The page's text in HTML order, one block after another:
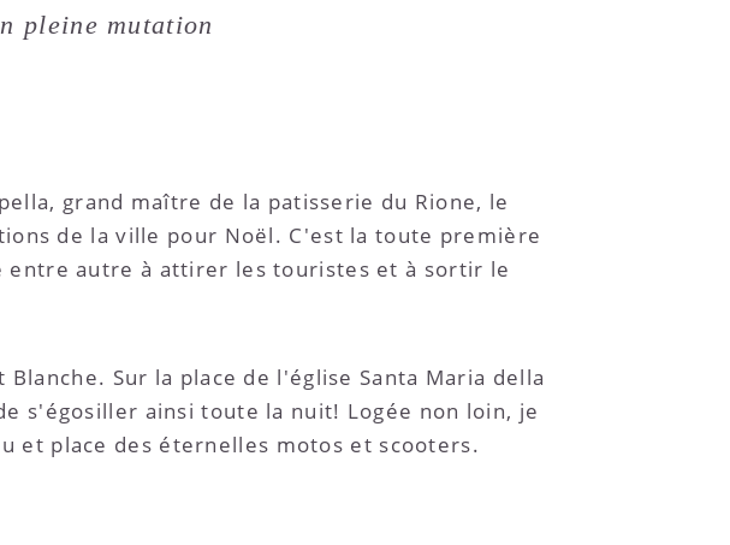
pleine mutation
grand maître de la patisserie du Rione, le
de la ville pour Noël. C'est la toute première
entre autre à attirer les touristes et à sortir le
Sur la place de l'église Santa Maria della
s'égosiller ainsi toute la nuit! Logée non loin, je
et place des éternelles motos et scooters.